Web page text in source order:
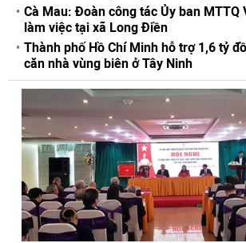
Cà Mau: Đoàn công tác Ủy ban MTTQ
làm việc tại xã Long Điền
Thành phố Hồ Chí Minh hỗ trợ 1,6 tỷ
căn nhà vùng biên ở Tây Ninh